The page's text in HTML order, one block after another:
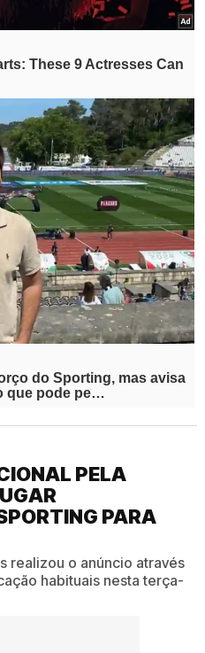
PELA
PARA
realizou o anúncio através
habituais nesta terça-